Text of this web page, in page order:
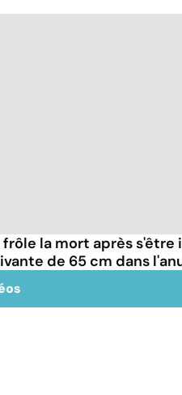
frôle la mort après
de 65 cm dans